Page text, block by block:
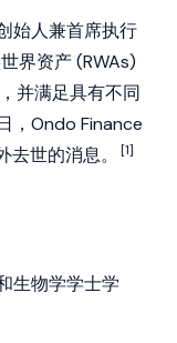
始人兼首席执行
界资产 (RWAs)
并满足具有不同
，Ondo Finance
世的消息。
[1]
生物学学士学